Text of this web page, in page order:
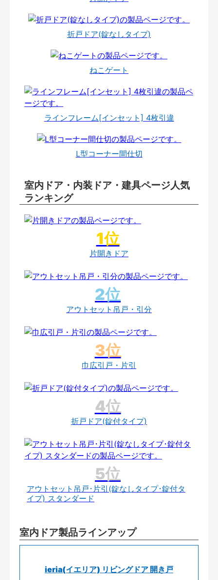
折戸ドア(錠なしタイプ)
ねこゲート
ラインフレーム[インセット] 4枚引違
L型コーナー間仕切
室内ドア・内装ドア・建具ページ人気
ランキング
片開きドア
アウトセット吊戸・引分
巾広引戸・片引
折戸ドア(錠付タイプ)
アウトセット吊戸･片引(錠なしタイプ･錠付タ
イプ) スタンダード
室内ドア製品ラインアップ
ieria(イエリア) リビングドア 開き戸